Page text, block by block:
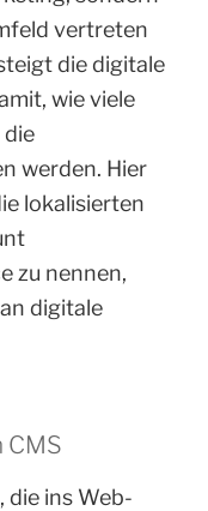
vertreten
die digitale
wie viele
die
werden. Hier
lokalisierten
zu nennen,
digitale
die ins Web-